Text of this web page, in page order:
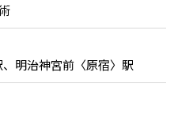
】 原宿駅、明治神宮前〈原宿〉駅